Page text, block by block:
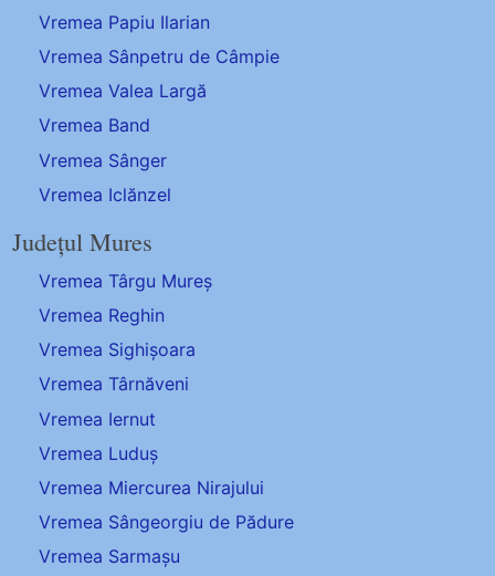
Vremea Papiu Ilarian
Vremea Sânpetru de Câmpie
Vremea Valea Largă
Vremea Band
Vremea Sânger
Vremea Iclănzel
Județul Mures
Vremea Târgu Mureș
Vremea Reghin
Vremea Sighișoara
Vremea Târnăveni
Vremea Iernut
Vremea Luduș
Vremea Miercurea Nirajului
Vremea Sângeorgiu de Pădure
Vremea Sarmașu